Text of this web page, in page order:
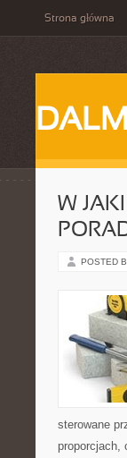
Strona główna
W
POSTED
sterowane
proporcjach,